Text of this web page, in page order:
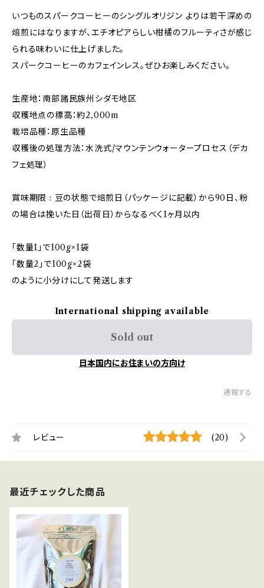
いつものスパークコーヒーのシングルオリジン よりは若干深めの
焙煎にはなりますが、エチオピアらしい柑橘のフルーティさが感じ
られる味わいに仕上げました。
スパークコーヒーのカフェインレス。ぜひお楽しみください。
生産地：南部諸民族州シダモ地区
収穫地点の標高：約2,000m
栽培品種：原生品種
収穫後の処理方法：水洗式/マウンテンウォータープロセス（デカ
フェ処理）
賞味期限 : 豆の状態で焙煎日（パッケージに記載）から90日、粉
の場合は挽いた日（出荷日）からなるべく1ヶ月以内
「数量1」で100g×1袋
「数量2」で100g×2袋
のように小分けにして発送します
International shipping available
Sold out
日本国内にお住まいの方向け
通報する
レビュー (20)
最近チェックした商品